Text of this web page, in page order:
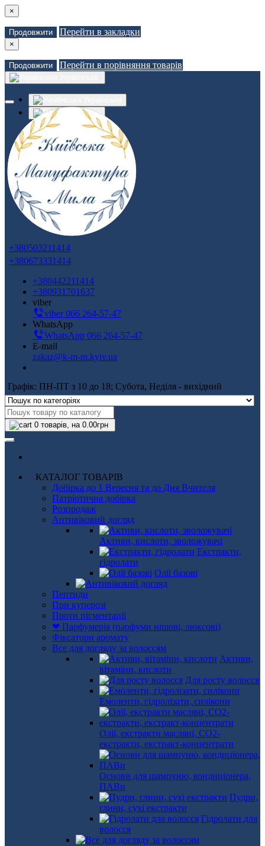
×
Продовжити Перейти в закладки
×
Продовжити Перейти в порівняння товарів
Russian
Закладки (0)
Порівняння товарів (0)
Зв'язатися з нами
Авторизація
Реєстрація
+380503211414
+380673331414
+380442211414
+380931701637
viber
viber 066 264-57-47
WhatsApp
WhatsApp 066 264-57-47
E-mail
zakaz@k-m-m.kyiv.ua
Графік: ПН-ПТ з 10 до 18; Субота, Неділя - вихідний
0 товарів, на 0.00грн
КАТАЛОГ ТОВАРІВ
Добірка до 1 Вересня та до Дня Вчителя
Патріотична добірка
Розпродаж
Антивіковий догляд
Активи, кислоти, зволожувачі
Екстракти,
гідролати
Олії базові
Пептиди
При куперозі
Проти пігментації
❤ Парфумерія (парфуми нішові, люксові)
Фіксатори аромату
Все для догляду за волоссям
Активи,
вітаміни, кислоти
Для росту волосся
Емоленти, гідролізати, силікони
Олії, екстракти масляні, СО2-
екстракти, екстракт-концентрати
Основи для шампуню, кондиціонера,
ПАВи
Пудри,
глини, сухі екстракти
Гідролати для
волосся